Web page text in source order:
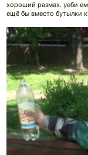
хороший размах. уеби
ещё бы вместо бутылки